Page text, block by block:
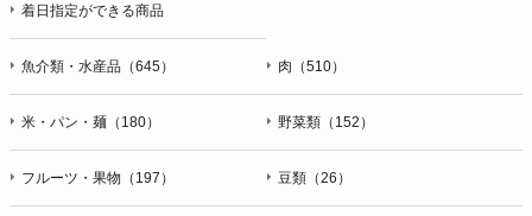
着日指定ができる商品
魚介類・水産品（645） 肉（510）
米・パン・麺（180） 野菜類（152）
フルーツ・果物（197） 豆類（26）